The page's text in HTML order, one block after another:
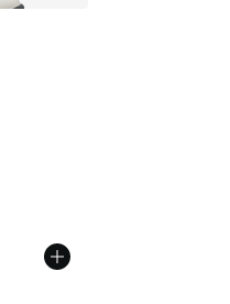
est passé de $260.00 à